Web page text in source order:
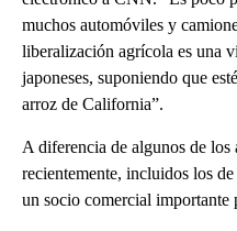
muchos automóviles y
liberalización agrícola es una
japoneses, suponiendo que
arroz de California”.
A diferencia de algunos de los
recientemente, incluidos los
un socio comercial importante